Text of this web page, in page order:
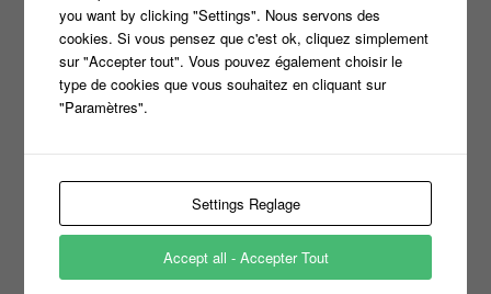
you want by clicking "Settings". Nous servons des
cookies. Si vous pensez que c'est ok, cliquez simplement
sur "Accepter tout". Vous pouvez également choisir le
type de cookies que vous souhaitez en cliquant sur
"Paramètres".
Settings Reglage
Accept all - Accepter Tout